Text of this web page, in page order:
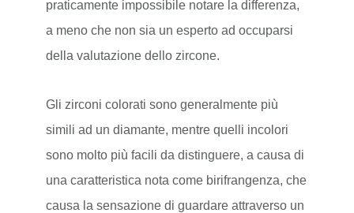
praticamente impossibile notare la differenza,
a meno che non sia un esperto ad occuparsi
della valutazione dello zircone.
Gli zirconi colorati sono generalmente più
simili ad un diamante, mentre quelli incolori
sono molto più facili da distinguere, a causa di
una caratteristica nota come birifrangenza, che
causa la sensazione di guardare attraverso un